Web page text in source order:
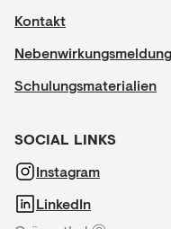
Kontakt
Nebenwirkungsmeldung
Schulungsmaterialien
SOCIAL LINKS
Instagram
LinkedIn